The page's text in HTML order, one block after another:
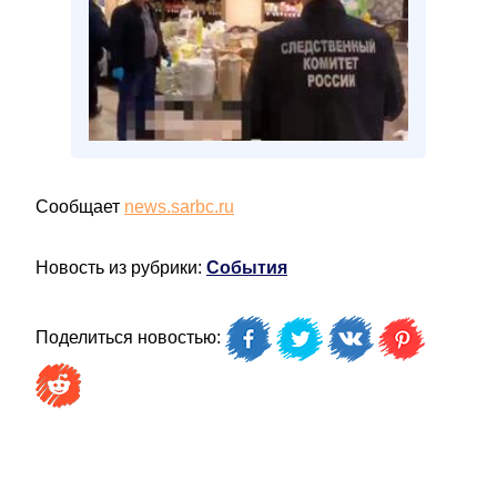
Сообщает news.sarbc.ru
Новость из рубрики: События
Поделиться новостью: